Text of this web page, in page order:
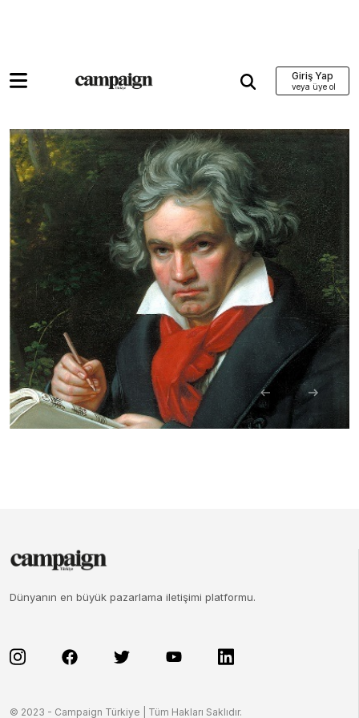
Giriş Yap
Dünyanın en büyük pazarlama iletişimi platformu.
© 2023 - Campaign Türkiye | Tüm Hakları Saklıdır.